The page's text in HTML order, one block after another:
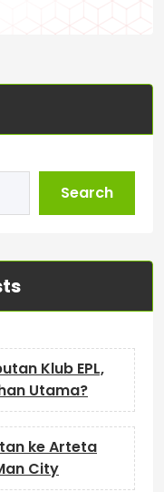
Search
Klub EPL,
Utama?
ke Arteta
City